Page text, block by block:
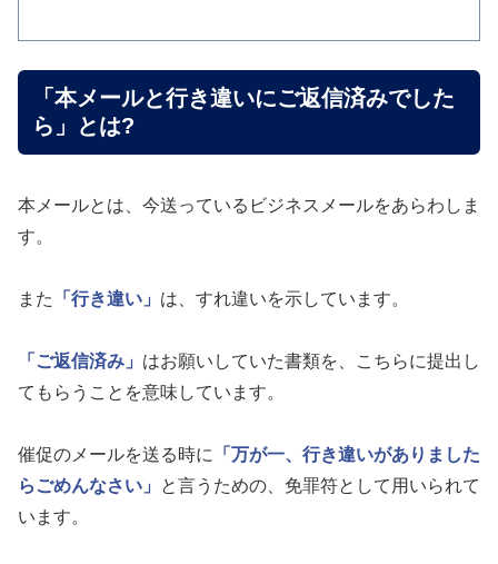
「本メールと行き違いにご返信済みでした
ら」とは?
本メールとは、今送っているビジネスメールをあらわしま
す。
また 「行き違い」 は、すれ違いを示しています。
「ご返信済み」 はお願いしていた書類を、こちらに提出し
てもらうことを意味しています。
催促のメールを送る時に
「万が一、行き違いがありました
らごめんなさい」
と言うための、免罪符として用いられて
います。